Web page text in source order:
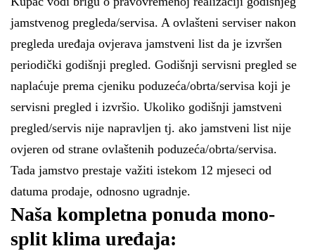
jamstvenog pregleda/servisa. A ovlašteni serviser nakon
pregleda uređaja ovjerava jamstveni list da je izvršen
periodički godišnji pregled. Godišnji servisni pregled se
naplaćuje prema cjeniku poduzeća/obrta/servisa koji je
servisni pregled i izvršio. Ukoliko godišnji jamstveni
pregled/servis nije napravljen tj. ako jamstveni list nije
ovjeren od strane ovlaštenih poduzeća/obrta/servisa.
Tada jamstvo prestaje važiti istekom 12 mjeseci od
datuma prodaje, odnosno ugradnje.
Naša kompletna ponuda mono-
split klima uređaja: